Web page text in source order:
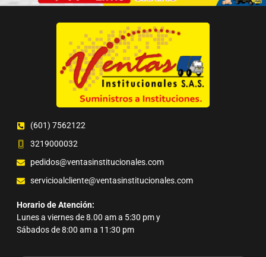
(601) 7562122
3219000032
pedidos@ventasinstitucionales.com
servicioalcliente@ventasinstitucionales.com
Horario de Atención:
Lunes a viernes de 8.00 am a 5:30 pm y
Sábados de 8:00 am a 11:30 pm